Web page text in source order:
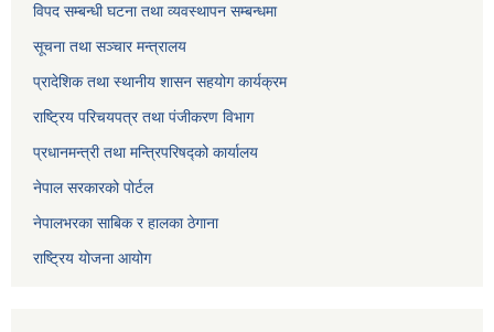
विपद सम्बन्धी घटना तथा व्यवस्थापन सम्बन्धमा
सूचना तथा सञ्चार मन्त्रालय
प्रादेशिक तथा स्थानीय शासन सहयोग कार्यक्रम
राष्ट्रिय परिचयपत्र तथा पंजीकरण विभाग
प्रधानमन्त्री तथा मन्त्रिपरिषद्को कार्यालय
नेपाल सरकारको पोर्टल
नेपालभरका साबिक र हालका ठेगाना
राष्ट्रिय योजना आयोग